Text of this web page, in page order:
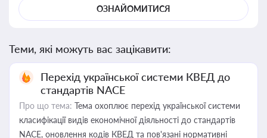
ОЗНАЙОМИТИСЯ
Теми, які можуть вас зацікавити:
Перехід української системи КВЕД до
стандартів NACE
Про що тема: Тема охоплює перехід української системи
класифікації видів економічної діяльності до стандартів
NACE, оновлення кодів КВЕД та пов'язані нормативні